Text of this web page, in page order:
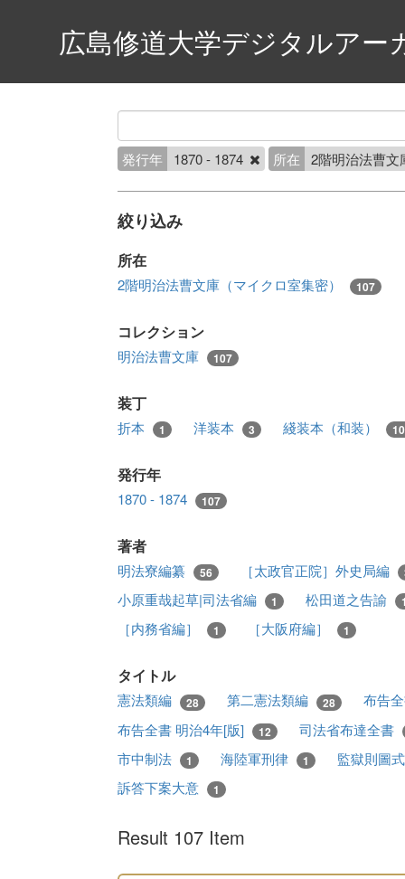
広島修道大学デジタルアー
発行年 1870 - 1874 所在 2階明治法曹
絞り込み
所在
2階明治法曹文庫（マイクロ室集密） 107
コレクション
明治法曹文庫 107
装丁
折本 1 洋装本 3 綫装本（和装）
発行年
1870 - 1874 107
著者
明法寮編纂 56 ［太政官正院］外史局編
小原重哉起草|司法省編 1 松田道之告諭
［内務省編］ 1 ［大阪府編］ 1
タイトル
憲法類編 28 第二憲法類編 28
布告
布告全書 明治4年[版]
12
司法省布達全書
市中制法
1 海陸軍刑律 1
監獄則圖
訴答下案大意
1
Result 107 Item